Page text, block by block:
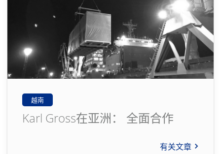
越南
Karl Gross在亚洲： 全面合作
有关文章